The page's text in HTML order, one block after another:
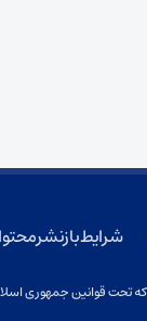
شرایط بازنشر محتوا
قوانین جمهوری